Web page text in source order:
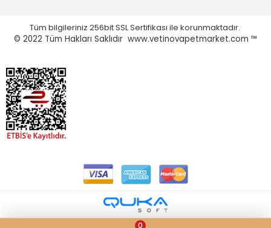
Tüm bilgileriniz 256bit SSL Sertifikası ile korunmaktadır.
© 2022 Tüm Hakları Saklıdır www.vetinovapetmarket.com ™
0